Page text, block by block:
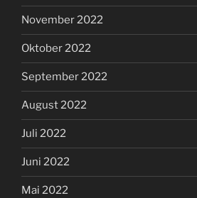
November 2022
Oktober 2022
September 2022
August 2022
Juli 2022
Juni 2022
Mai 2022